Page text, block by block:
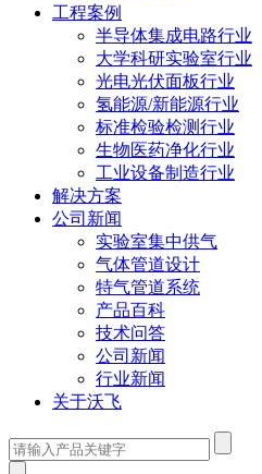
工程案例
半导体集成电路行业
大学科研实验室行业
光电光伏面板行业
氢能源/新能源行业
标准检验检测行业
生物医药净化行业
工业设备制造行业
解决方案
公司新闻
实验室集中供气
气体管道设计
特气管道系统
产品百科
技术问答
公司新闻
行业新闻
关于沃飞